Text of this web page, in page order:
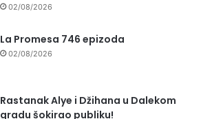
02/08/2026
La Promesa 746 epizoda
02/08/2026
Rastanak Alye i Džihana u Dalekom
gradu šokirao publiku!